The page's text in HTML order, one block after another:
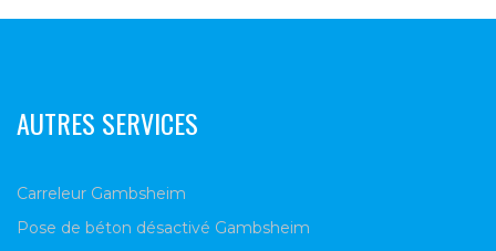
AUTRES SERVICES
Carreleur Gambsheim
Pose de béton désactivé Gambsheim